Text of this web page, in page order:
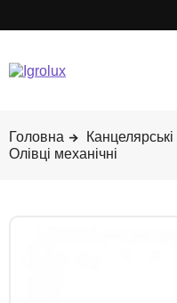
Олівці механічні